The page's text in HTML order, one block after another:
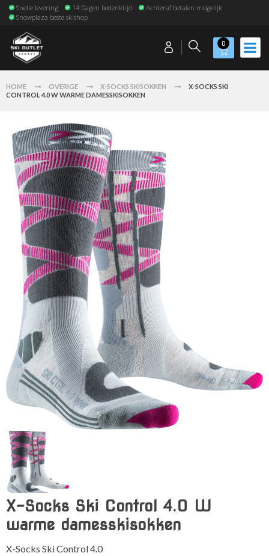
Snelle levering 14 Dagen bedenktijd
Achteraf betalen mogelijk
Snowplaza beste skishop
0
HOME OVERIGE X-SOCKS SKISOKKEN
X-SOCKS SKI
CONTROL 4.0 W WARME DAMESSKISOKKEN
X-Socks Ski Control 4.0 W
warme damesskisokken
X-Socks Ski Control 4.0